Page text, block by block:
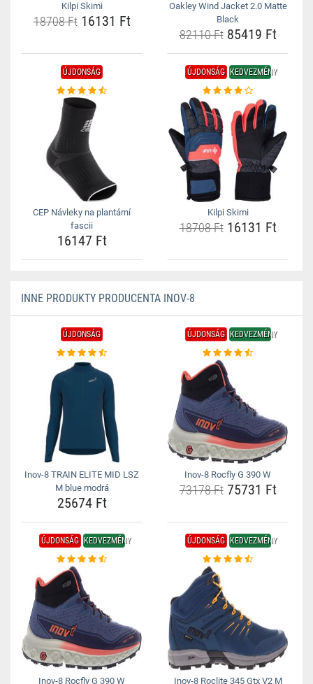
Kilpi Skimi
18708 Ft16131 Ft
Oakley Wind Jacket 2.0 Matte
Black
82110 Ft85419 Ft
ÚJDONSÁG
CEP Návleky na plantární
fascii
16147 Ft
ÚJDONSÁG KEDVEZMÉNY
Kilpi Skimi
18708 Ft16131 Ft
INNE PRODUKTY PRODUCENTA INOV-8
ÚJDONSÁG
Inov-8 TRAIN ELITE MID LSZ
M blue modrá
25674 Ft
ÚJDONSÁG KEDVEZMÉNY
Inov-8 Rocfly G 390 W
73178 Ft75731 Ft
ÚJDONSÁG KEDVEZMÉNY
Inov-8 Rocfly G 390 W
ÚJDONSÁG KEDVEZMÉNY
Inov-8 Roclite 345 Gtx V2 M